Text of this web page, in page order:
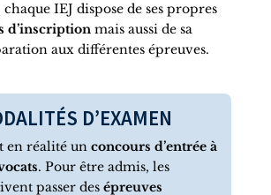
IEJ dispose de ses propres
d’inscriptionmais aussi de sa
aux différentes épreuves.
D’EXAMEN
en réalité un concours d’entrée à
. Pour être admis, les
passer des épreuves